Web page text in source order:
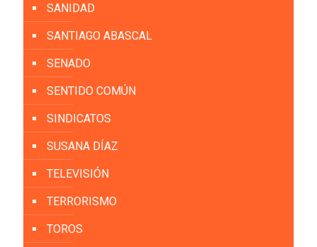
SANIDAD
SANTIAGO ABASCAL
SENADO
SENTIDO COMÚN
SINDICATOS
SUSANA DÍAZ
TELEVISIÓN
TERRORISMO
TOROS